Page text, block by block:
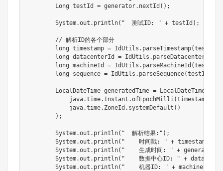
        Long testId = generator.nextId();
        System.out.println("  测试ID: " + testId);
        // 解析ID的各个部分
        long timestamp = IdUtils.parseTimestamp(testId);
long datacenterId =
        long machineId = IdUtils.parseMachineId(testId);
        long sequence = IdUtils.parseSequence(testId);
LocalDateTime generatedTime =
            java.time.Instant.ofEpochMilli(timestamp),
            java.time.ZoneId.systemDefault()
        );
        System.out.println("  解析结果:");
        System.out.println("    时间戳: " + timestamp);
System.out.println("    生成时间: " +
System.out.println("    数据中心ID: " +
        System.out.println("    机器ID: " + machineId);